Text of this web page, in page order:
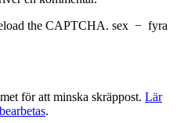
the CAPTCHA. sex − fyra
för att minska skräppost. Lär
.